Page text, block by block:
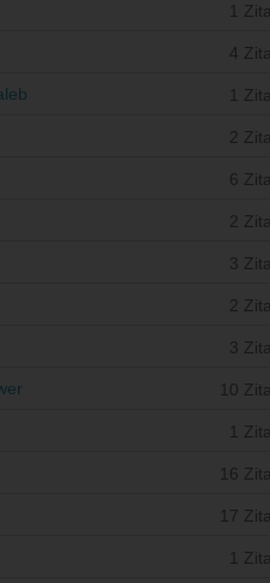
1
4
1
2
6
2
3
2
3
10
1
16
17
1